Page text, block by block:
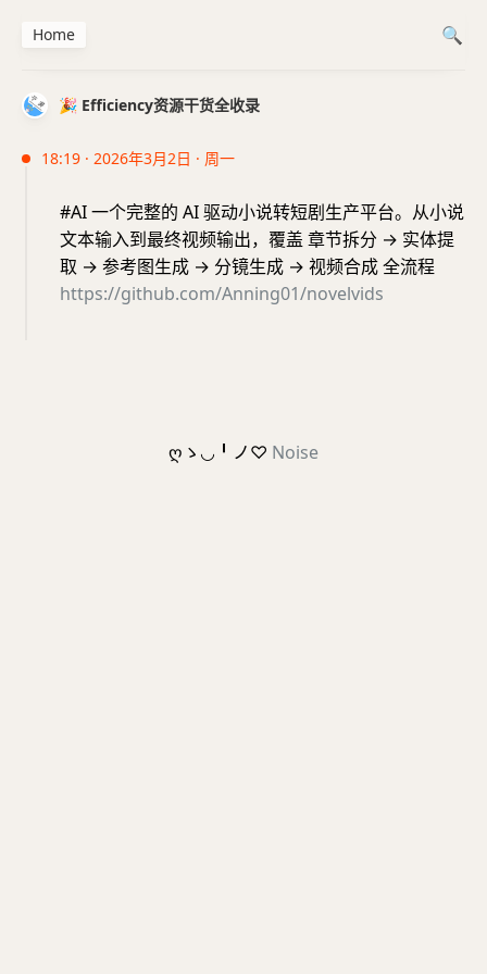
🎉 Efficiency资源干货全收录
18:19 · 2026年3月2日 · 周一
#AI 一个完整的 AI 驱动小说转短剧生产平台。从小说
文本输入到最终视频输出，覆盖 章节拆分 → 实体提
取 → 参考图生成 → 分镜生成 → 视频合成 全流程
https://github.com/Anning01/novelvids
Home
ღゝ◡╹ノ♡ Noise